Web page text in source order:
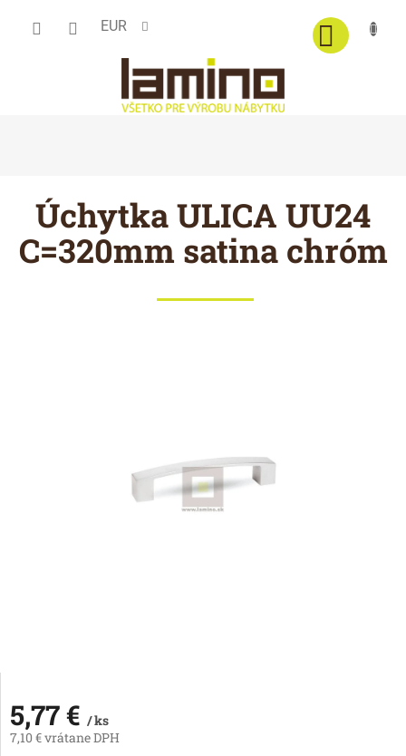
EUR
Úchytka ULICA UU24
C=320mm satina chróm
5,77 € / ks
7,10 € vrátane DPH